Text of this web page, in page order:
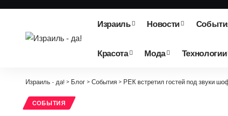
Израиль Новости
Красота Мода Технологии
Израиль - да! > Блог > События > РЕК встретил гостей под звуки
СОБЫТИЯ